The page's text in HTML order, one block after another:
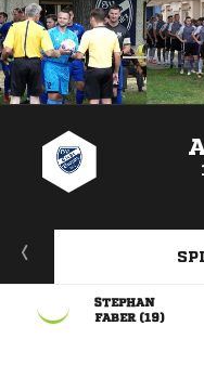

 